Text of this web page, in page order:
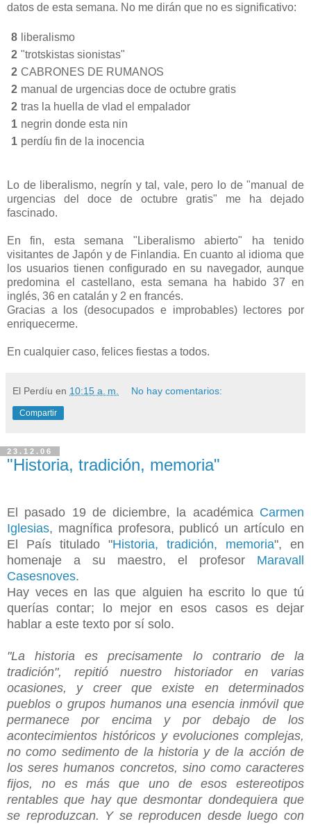
datos de esta semana. No me dirán que no es significativo:
8 liberalismo
2 "trotskistas sionistas"
2 CABRONES DE RUMANOS
2 manual de urgencias doce de octubre gratis
2 tras la huella de vlad el empalador
1 negrin donde esta nin
1 perdíu fin de la inocencia
Lo de liberalismo, negrín y tal, vale, pero lo de "manual de
urgencias del doce de octubre gratis" me ha dejado
fascinado.
En fin, esta semana "Liberalismo abierto" ha tenido
visitantes de Japón y de Finlandia. En cuanto al idioma que
los usuarios tienen configurado en su navegador, aunque
predomina el castellano, esta semana ha habido 37 en
inglés, 36 en catalán y 2 en francés.
Gracias a los (desocupados e improbables) lectores por
enriquecerme.
En cualquier caso, felices fiestas a todos.
El Perdíu en 10:15 a. m. No hay comentarios:
Compartir
23.12.06
"Historia, tradición, memoria"
El pasado 19 de diciembre, la académica Carmen
Iglesias, magnífica profesora, publicó un artículo en
El País titulado "Historia, tradición, memoria", en
homenaje a su maestro, el profesor Maravall
Casesnoves.
Hay veces en las que alguien ha escrito lo que tú
querías contar; lo mejor en esos casos es dejar
hablar a este texto por sí solo.
"La historia es precisamente lo contrario de la
tradición", repitió nuestro historiador en varias
ocasiones, y creer que existe en determinados
pueblos o grupos humanos unaesencia inmóvil que
permanece por encima y por debajo de los
acontecimientos históricos y evoluciones complejas,
no como sedimento de la historia y de la acción de
los seres humanos concretos, sino como caracteres
fijos, no es más que uno de esos estereotipos
rentables que hay que desmontar dondequiera que
se reproduzcan. Y se reproducen desde luego con